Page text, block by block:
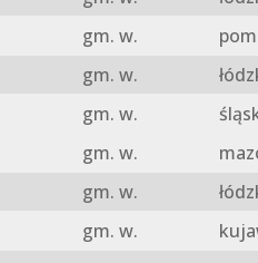
gm. w.
gm. w.
gm. w.
gm. w.
gm. w.
gm. w.